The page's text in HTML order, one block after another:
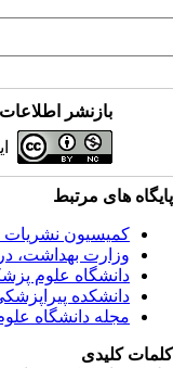
بازنشر اطلاعات
پایگاه های مرتبط
کمیسیون
وزارت بهداشت،
دانشگاه علوم
دانشکده
مجله دانشگاه
کلمات کلیدی